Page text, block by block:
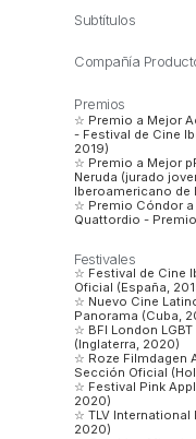
Subtítulos
Compañía
Premios
☆ Premio a Mejor
- Festival de Cine
2019)
☆ Premio a Mejor
Neruda (jurado
Iberoamericano de
☆ Premio Cóndor
Quattordio -
Festivales
☆ Festival de Cine
Oficial (España,
☆ Nuevo Cine
Panorama (Cuba,
☆ BFI London
(Inglaterra, 2020)
☆ Roze Filmdagen
Sección Oficial
☆ Festival Pink
2020)
☆ TLV
2020)